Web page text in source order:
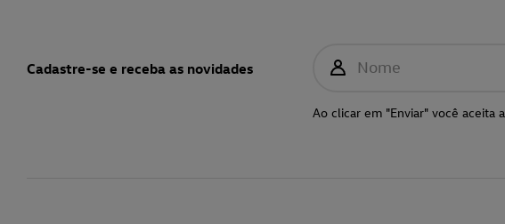
Cadastre-se e receba as novidades Nome
Ao clicar em "Enviar" você aceita a